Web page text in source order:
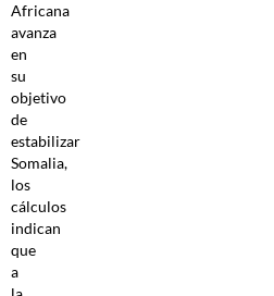
Africana
avanza
en
su
objetivo
de
estabilizar
Somalia,
los
cálculos
indican
que
a